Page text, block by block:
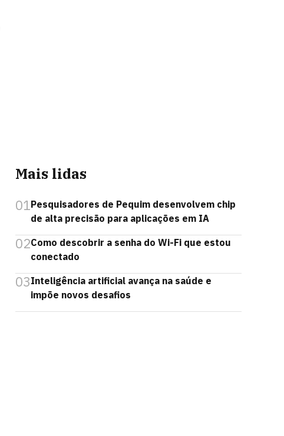
Mais lidas
01Pesquisadores de Pequim desenvolvem chip
de alta precisão para aplicações em IA
02Como descobrir a senha do Wi-Fi que estou
conectado
03Inteligência artificial avança na saúde e
impõe novos desafios